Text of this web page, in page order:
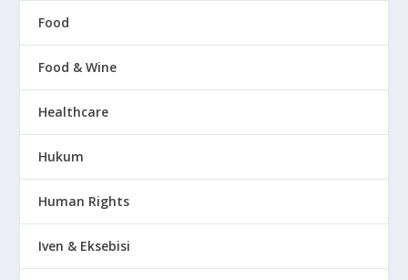
Food
Food & Wine
Healthcare
Hukum
Human Rights
Iven & Eksebisi